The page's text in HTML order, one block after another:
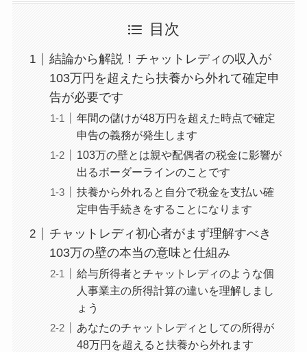
目次
結論から解説！チャットレディの収入が
103万円を超えたら扶養から外れて確定申
告が必要です
年間の儲けが48万円を超えた時点で確定
申告の義務が発生します
103万の壁とは親や配偶者の税金に影響が
出るボーダーラインのことです
扶養から外れると自分で税金を支払い確
定申告手続きをすることになります
チャットレディ初心者がまず理解すべき
103万の壁の本当の意味と仕組み
給与所得者とチャットレディのような個
人事業主の所得計算の違いを理解しまし
ょう
あなたのチャットレディとしての所得が
48万円を超えると扶養から外れます